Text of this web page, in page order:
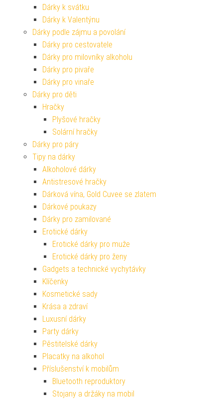
Dárky k svátku
Dárky k Valentýnu
Dárky podle zájmu a povolání
Dárky pro cestovatele
Dárky pro milovníky alkoholu
Dárky pro pivaře
Dárky pro vinaře
Dárky pro děti
Hračky
Plyšové hračky
Solární hračky
Dárky pro páry
Tipy na dárky
Alkoholové dárky
Antistresové hračky
Dárková vína, Gold Cuvee se zlatem
Dárkové poukazy
Dárky pro zamilované
Erotické dárky
Erotické dárky pro muže
Erotické dárky pro ženy
Gadgets a technické vychytávky
Klíčenky
Kosmetické sady
Krása a zdraví
Luxusní dárky
Party dárky
Pěstitelské dárky
Placatky na alkohol
Příslušenství k mobilům
Bluetooth reproduktory
Stojany a držáky na mobil